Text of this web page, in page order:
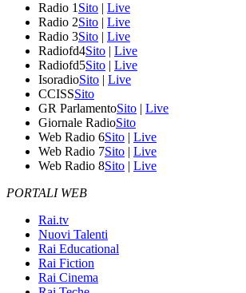
Radio 1 Sito | Live
Radio 2Sito | Live
Radio 3Sito | Live
Radiofd4Sito | Live
Radiofd5Sito | Live
IsoradioSito | Live
CCISSSito
GR ParlamentoSito | Live
Giornale RadioSito
Web Radio 6Sito | Live
Web Radio 7Sito | Live
Web Radio 8Sito | Live
PORTALI WEB
Rai.tv
Nuovi Talenti
Rai Educational
Rai Fiction
Rai Cinema